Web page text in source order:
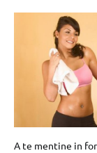
A te mentine in